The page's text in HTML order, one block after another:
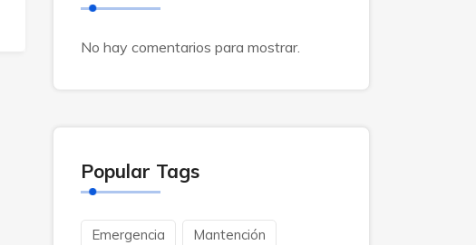
No hay comentarios para mostrar.
Popular Tags
Emergencia Mantención